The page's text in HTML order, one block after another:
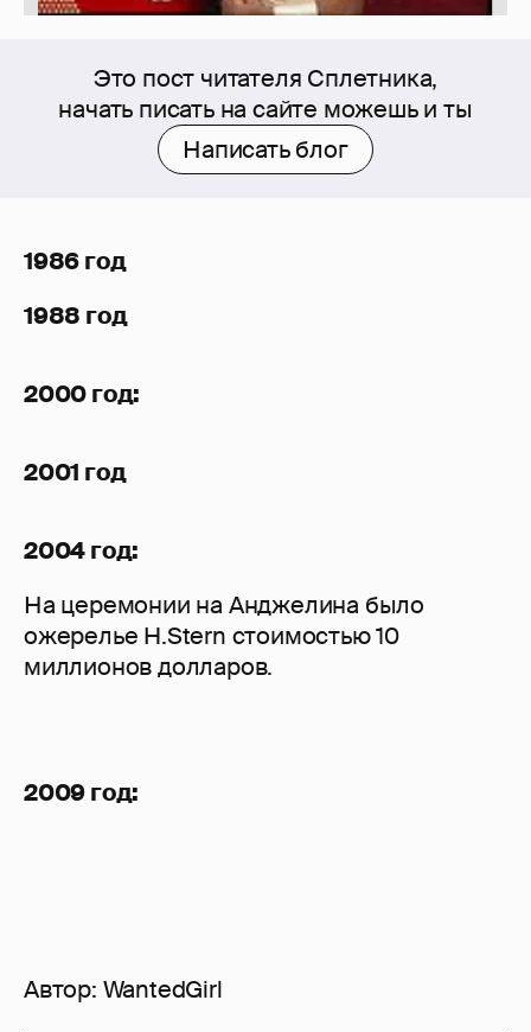
Это пост читателя Сплетника,
начать писать на сайте можешь и ты
Написать блог
1986 год
1988 год
2000 год:
2001 год
2004 год:
На церемонии на Анджелина было
ожерелье H.Stern стоимостью 10
миллионов долларов.
2009 год:
Автор: WantedGirl